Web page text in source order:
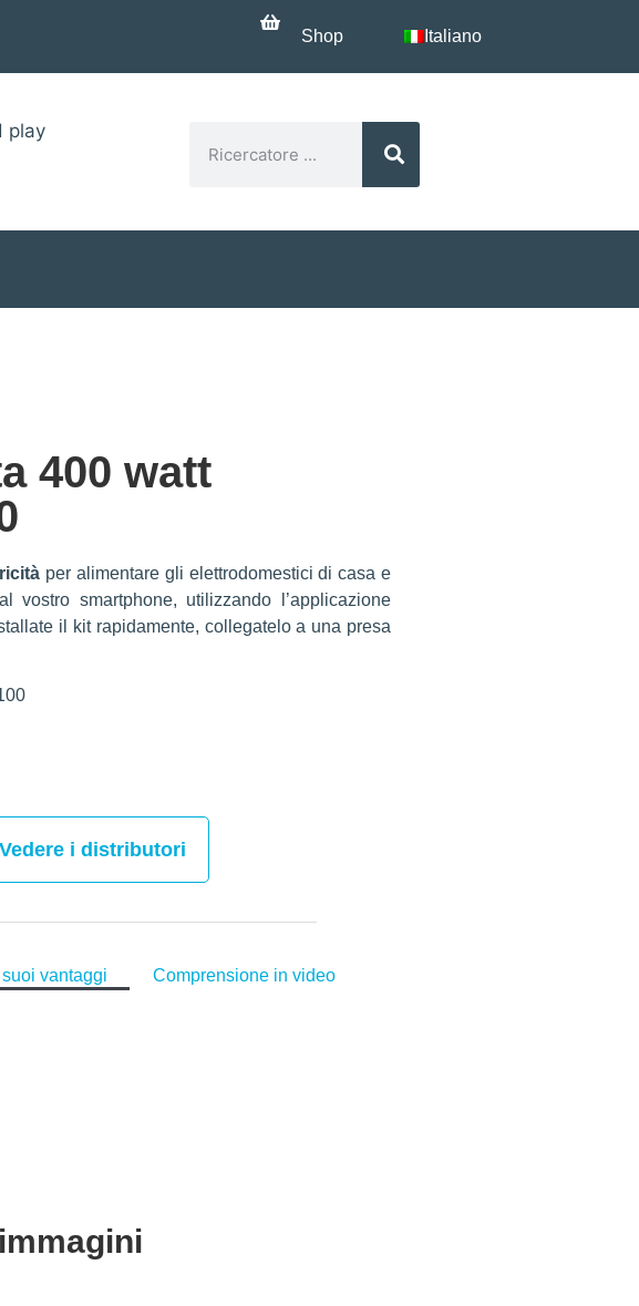
Shop Italiano
play
400 watt
per alimentare gli elettrodomestici di casa e
vostro smartphone, utilizzando l’applicazione
il kit rapidamente, collegatelo a una presa
Vedere i distributori
I suoi vantaggi Comprensione in video